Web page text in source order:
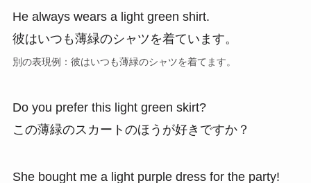
He always wears a light green shirt.
彼はいつも薄緑のシャツを着ています。
別の表現例：彼はいつも薄緑のシャツを着てます。
Do you prefer this light green skirt?
この薄緑のスカートのほうが好きですか？
She bought me a light purple dress for the party!